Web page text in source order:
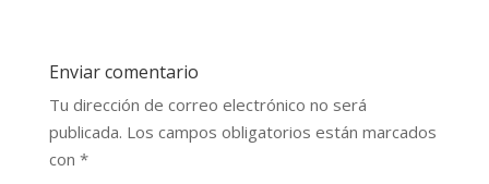
Enviar comentario
Tu dirección de correo electrónico no será
publicada. Los campos obligatorios están marcados
con *